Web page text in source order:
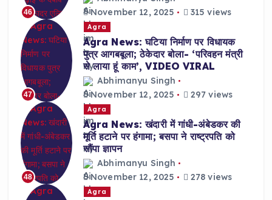
46
November 12, 2025
315 views
47
Agra
Agra News: घटिया निर्माण पर विधायक
पुत्र आगबबूला; ठेकेदार बोला- ‘परिवहन मंत्री
से लाया हूं काम’, VIDEO VIRAL
Abhimanyu Singh
November 12, 2025
297 views
48
Agra
Agra News: खंदारी में गांधी-अंबेडकर की
मूर्ति हटाने पर हंगामा; बसपा ने राष्ट्रपति को
सौंपा ज्ञापन
Abhimanyu Singh
November 12, 2025
278 views
Agra